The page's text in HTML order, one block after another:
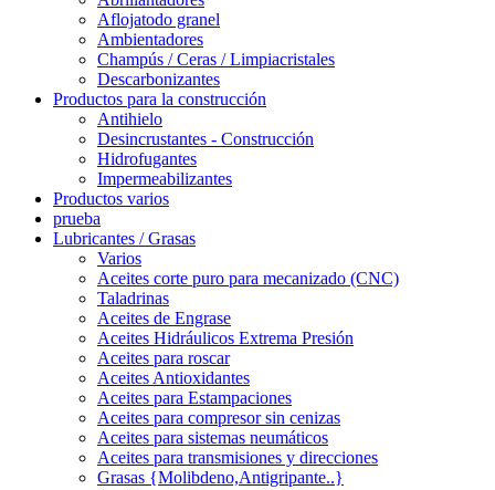
Aflojatodo granel
Ambientadores
Champús / Ceras / Limpiacristales
Descarbonizantes
Productos para la construcción
Antihielo
Desincrustantes - Construcción
Hidrofugantes
Impermeabilizantes
Productos varios
prueba
Lubricantes / Grasas
Varios
Aceites corte puro para mecanizado (CNC)
Taladrinas
Aceites de Engrase
Aceites Hidráulicos Extrema Presión
Aceites para roscar
Aceites Antioxidantes
Aceites para Estampaciones
Aceites para compresor sin cenizas
Aceites para sistemas neumáticos
Aceites para transmisiones y direcciones
Grasas {Molibdeno,Antigripante..}